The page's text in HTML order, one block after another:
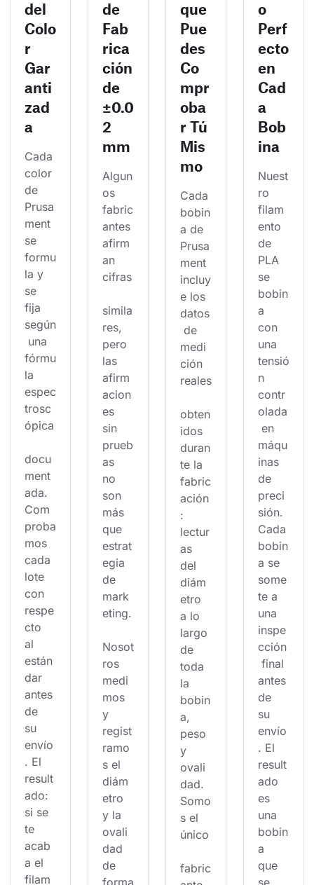
del
Colo
r
Gar
anti
zad
a
Cada
color
de
Prusa
ment
se
formu
la y
se
fija
según
una
fórmu
la
espec
trosc
ópica
docu
ment
ada.
Com
proba
mos
cada
lote
con
respe
cto
al
están
dar
antes
de
su
envío
. El
result
ado:
si se
te
acab
a el
filam
de
Fab
rica
ción
de
±0.0
2
mm
Algun
os
fabric
antes
afirm
an
cifras
simila
res,
pero
las
afirm
acion
es
sin
prueb
as
no
son
más
que
estrat
egia
de
mark
eting.
Nosot
ros
medi
mos
y
regist
ramo
s el
diám
etro
y la
ovali
dad
de
que
Pue
des
Co
mpr
oba
r Tú
Mis
mo
Cada
bobin
a de
Prusa
ment
incluy
e los
datos
de
medi
ción
reales
obten
idos
duran
te la
fabric
ación
:
lectur
as
del
diám
etro
a lo
largo
de
toda
la
bobin
a,
peso
y
ovali
dad.
Somo
s el
único
fabric
o
Perf
ecto
en
Cad
a
Bob
ina
Nuest
ro
filam
ento
de
PLA
se
bobin
a
con
una
tensió
n
contr
olada
en
máqu
inas
de
preci
sión.
Cada
bobin
a se
some
te a
una
inspe
cción
final
antes
de
su
envío
. El
result
ado
es
una
bobin
a
que